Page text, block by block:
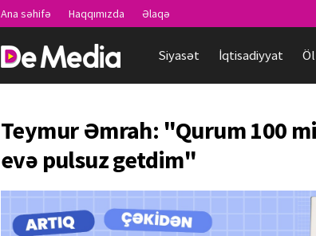
Ana səhifə Haqqımızda Əlaqə
Siyasət İqtisadiyyat
Teymur Əmrah: "Qurum 100
evə pulsuz getdim"